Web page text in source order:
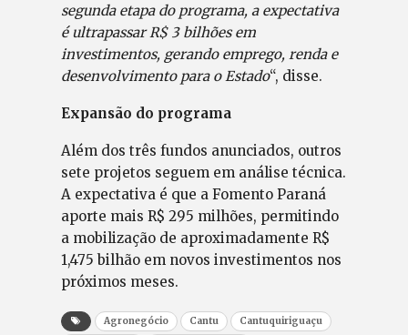
segunda etapa do programa, a expectativa
é ultrapassar R$ 3 bilhões em
investimentos, gerando emprego, renda e
desenvolvimento para o Estado“, disse.
Expansão do programa
Além dos três fundos anunciados, outros
sete projetos seguem em análise técnica.
A expectativa é que a Fomento Paraná
aporte mais R$ 295 milhões, permitindo
a mobilização de aproximadamente R$
1,475 bilhão em novos investimentos nos
próximos meses.
Agronegócio Cantu
Cantuquiriguaçu